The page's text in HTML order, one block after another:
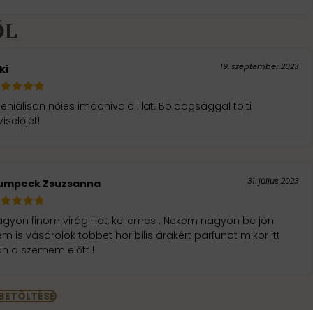
19. szeptember 2023
nőies imádnivaló illat. Boldogsággal tölti
Zsuzsanna 31. július 2023
finom virág illat, kellemes . Nekem nagyon be jön
is vásárolok többet horibilis árakért parfünöt mikor itt
a szemem előtt !